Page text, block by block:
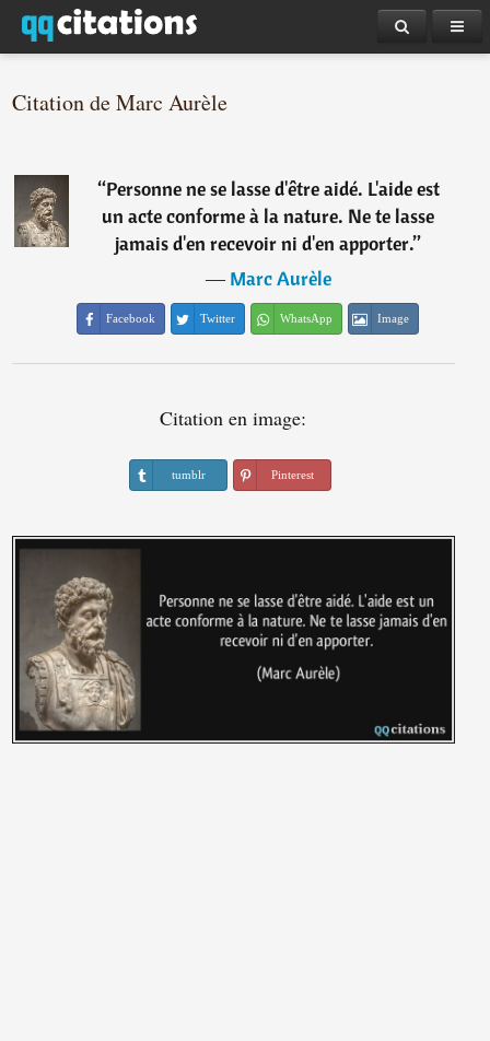
Citation de Marc Aurèle
“Personne ne se lasse d'être aidé. L'aide est
un acte conforme à la nature. Ne te lasse
jamais d'en recevoir ni d'en apporter.”
―Marc Aurèle
Facebook Twitter WhatsApp Image
Citation en image:
tumblr Pinterest